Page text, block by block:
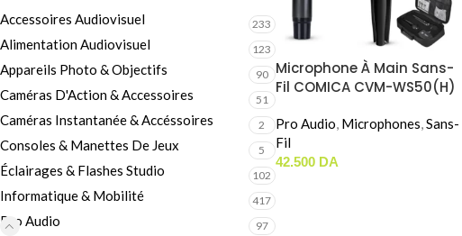
Câbles Video
Accessoires Audiovisuel 233
Alimentation Audiovisuel 123
Appareils Photo & Objectifs 90
Caméras D'Action & Accessoires 51
Caméras Instantanée & Accéssoires 2
Consoles & Manettes De Jeux 5
Éclairages & Flashes Studio 102
Informatique & Mobilité 417
Pro Audio 97
Microphone À Main Sans-
Fil COMICA CVM-WS50(H)
Pro Audio, Microphones,Sans-
Fil
42.500 DA